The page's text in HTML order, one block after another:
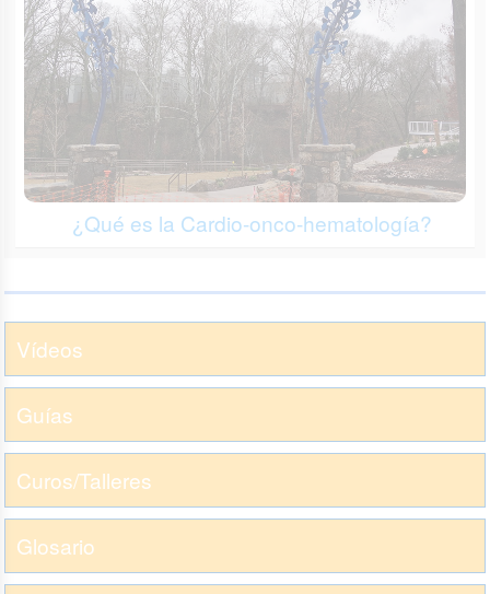
¿Qué es la Cardio-onco-hematología?
Vídeos
Guías
Curos/Talleres
Glosario